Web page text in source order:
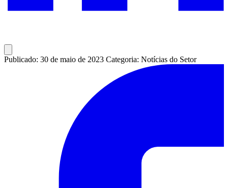
Publicado: 30 de maio de 2023 Categoria: Notícias do Setor